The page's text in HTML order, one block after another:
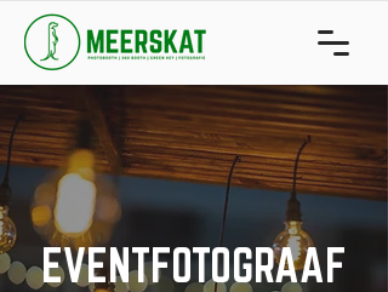
EVENTFOTOGRAAF